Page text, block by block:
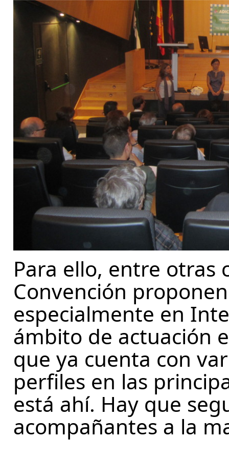
Para ello, entre otras
Convención
especialmente en
ámbito de actuación
que ya cuenta con
perfiles en las
está ahí. Hay que
acompañantes a la